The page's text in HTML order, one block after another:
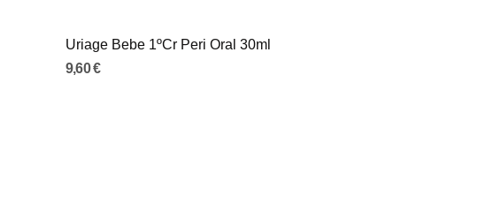
Uriage Bebe 1ºCr Peri Oral 30ml
9,60 €